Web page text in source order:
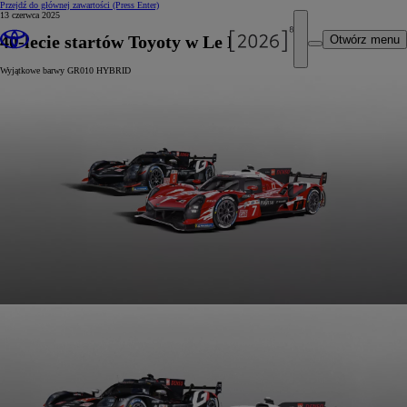
Przejdź do głównej zawartości (Press Enter)
Otwórz menu
13 czerwca 2025
40-lecie startów Toyoty w Le Mans 24h
Wyjątkowe barwy GR010 HYBRID